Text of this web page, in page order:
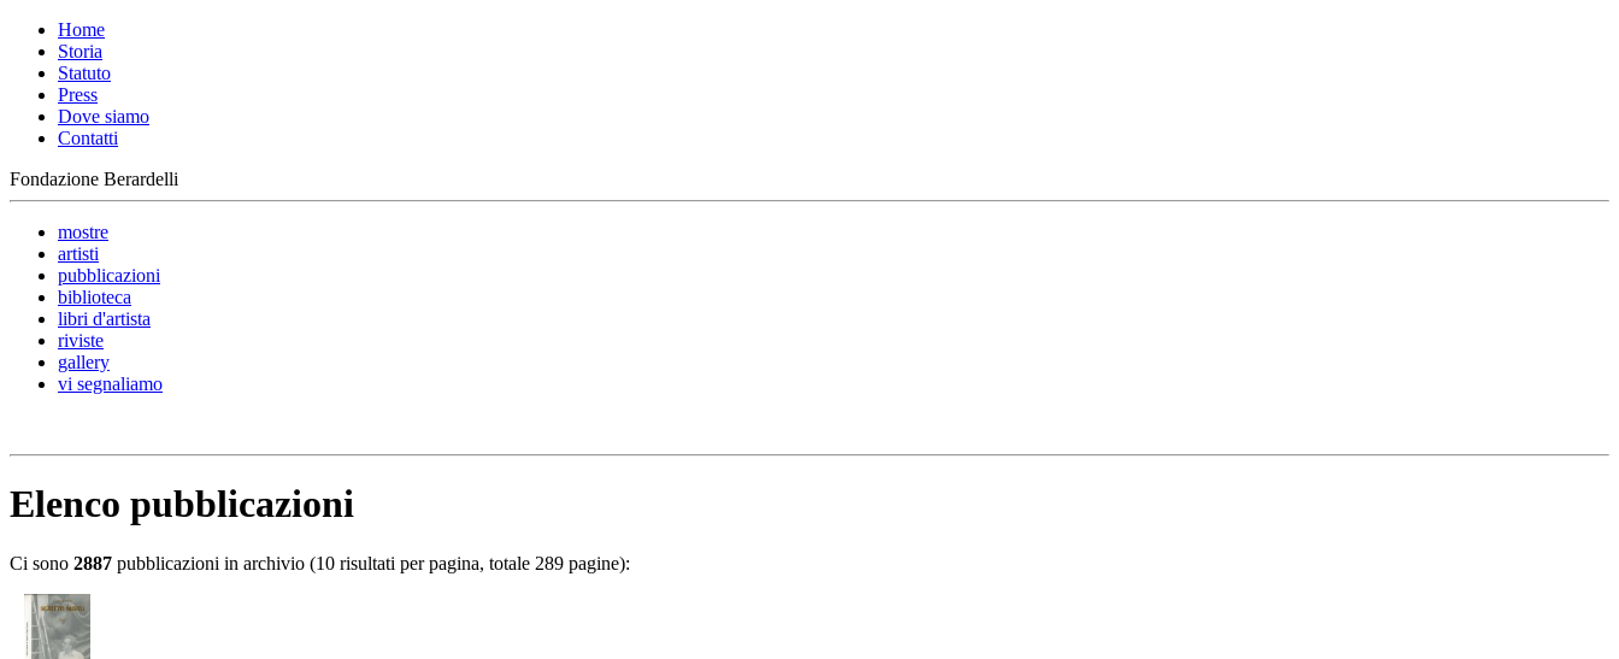
Home
Storia
Statuto
Press
Dove siamo
Contatti
Fondazione Berardelli
mostre
artisti
pubblicazioni
biblioteca
libri d'artista
riviste
gallery
vi segnaliamo
Elenco pubblicazioni
Ci sono 2887 pubblicazioni in archivio (10 risultati per pagina, totale 289 pagine):